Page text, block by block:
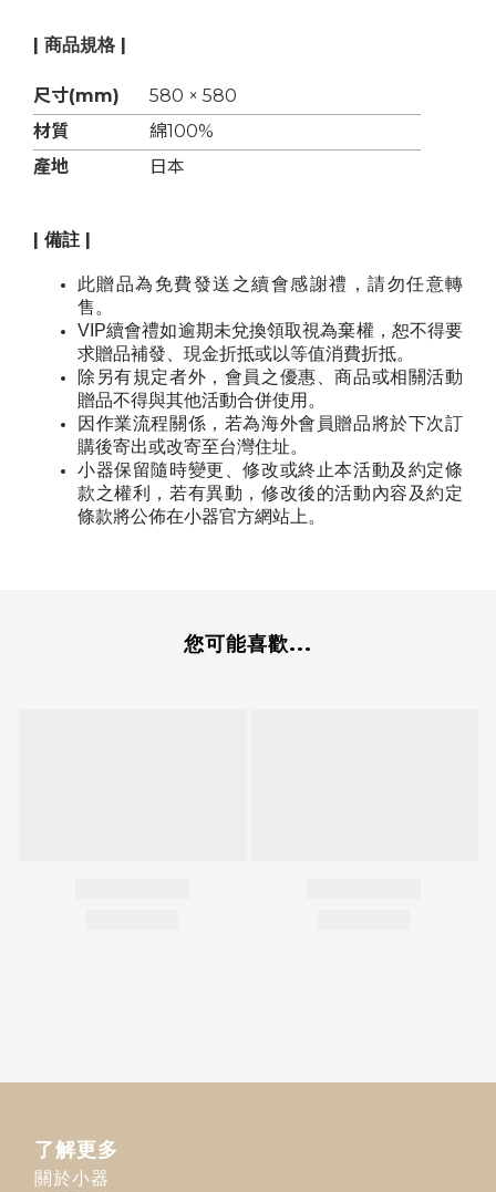
| 商品規格 |
尺寸(mm)
580 × 580
材質
綿100%
產地
日本
| 備註 |
此贈品為免費發送之續會感謝禮，請勿任意轉
售。
VIP續會禮如逾期未兌換領取視為棄權，恕不得要
求贈品補發、現金折抵或以等值消費折抵。
除另有規定者外，會員之優惠、商品或相關活動
贈品不得與其他活動合併使用。
因作業流程關係，若為海外會員贈品將於下次訂
購後寄出或改寄至台灣住址。
小器保留隨時變更、修改或終止本活動及約定條
款之權利，若有異動，修改後的活動內容及約定
條款將公佈在小器官方網站上。
您可能喜歡...
了解更多
關於小器